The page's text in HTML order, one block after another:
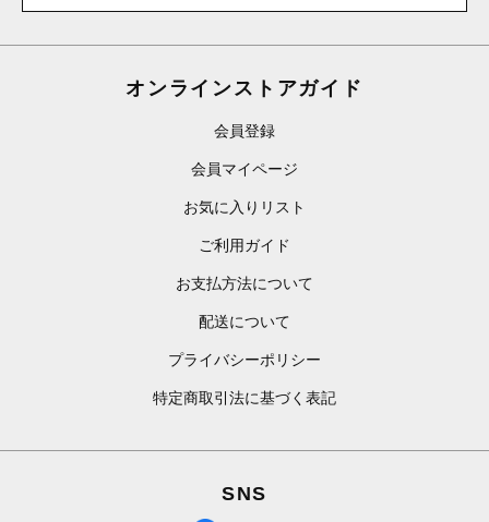
オンラインストアガイド
会員登録
会員マイページ
お気に入りリスト
ご利用ガイド
お支払方法について
配送について
プライバシーポリシー
特定商取引法に基づく表記
SNS